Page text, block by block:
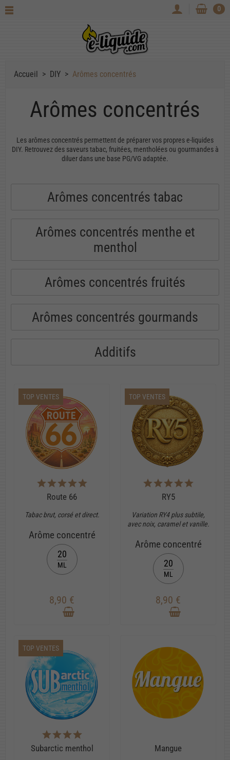
0
Accueil DIY Arômes concentrés
Arômes concentrés
Les arômes concentrés permettent de préparer vos propres e-liquides
DIY. Retrouvez des saveurs tabac, fruitées, mentholées ou gourmandes à
diluer dans une base PG/VG adaptée.
Arômes concentrés tabac
Arômes concentrés menthe et
menthol
Arômes concentrés fruités
Arômes concentrés gourmands
Additifs
TOP VENTES
Route 66
Tabac brut, corsé et direct.
Arôme concentré
20
ML
8,90 €
TOP VENTES
RY5
Variation RY4 plus subtile,
avec noix, caramel et vanille.
Arôme concentré
20
ML
8,90 €
TOP VENTES
Subarctic menthol Mangue